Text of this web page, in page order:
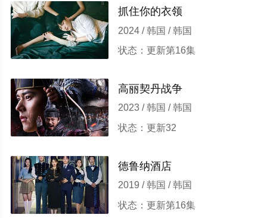
抓住你的衣领
2024 / 韩国 / 韩国
状态：更新第16集
高丽契丹战争
2023 / 韩国 / 韩国
状态：更新32
德鲁纳酒店
2019 / 韩国 / 韩国
状态：更新第16集